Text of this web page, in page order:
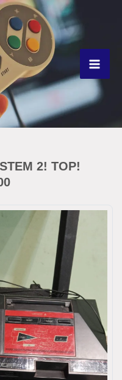
2! TOP!